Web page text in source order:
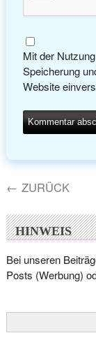
Mit der
Speicherung
Website
← ZURÜCK
HINWEIS
Bei unseren
Posts (Werbung)